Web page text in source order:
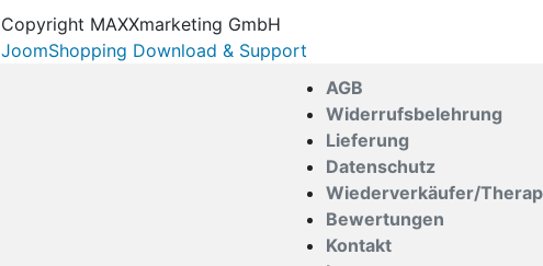
Copyright MAXXmarketing GmbH
JoomShopping Download & Support
AGB
Widerrufsbelehrung
Lieferung
Datenschutz
Wiederverkäufer/
Bewertungen
Kontakt